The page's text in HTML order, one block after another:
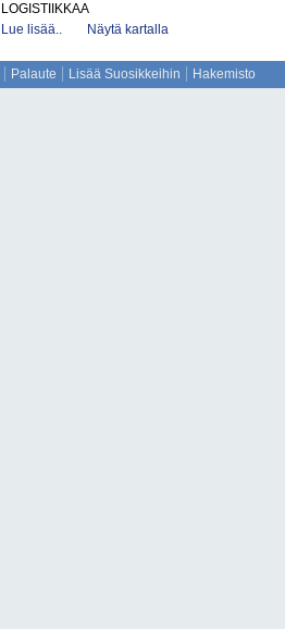
LOGISTIIKKAA
Lue lisää..
Näytä kartalla
Palaute Lisää Suosikkeihin Hakemisto